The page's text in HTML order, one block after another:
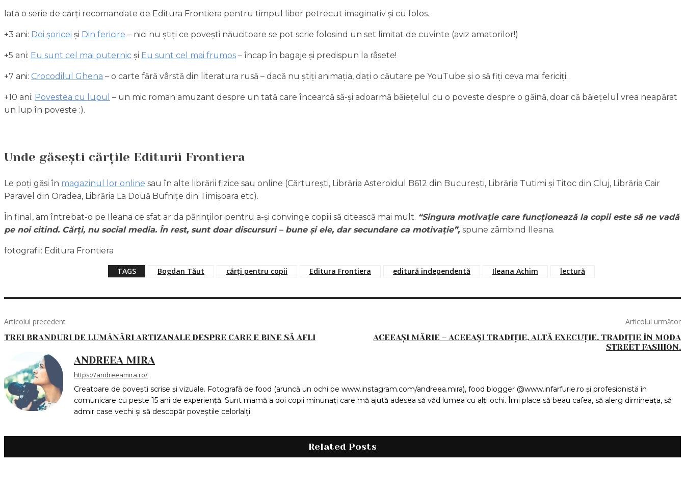
Iată o serie de cărți recomandate de Editura Frontiera pentru timpul liber petrecut imaginativ și cu folos.
+3 ani: Doi șoricei și Din fericire – nici nu știți ce povești năucitoare se pot scrie folosind un set limitat de cuvinte (aviz amatorilor!)
+5 ani: Eu sunt cel mai puternic și Eu sunt cel mai frumos – încap în bagaje și predispun la râsete!
+7 ani: Crocodilul Ghena – o carte fără vârstă din literatura rusă – dacă nu știți animația, dați o căutare pe YouTube și o să fiți ceva mai fericiți.
+10 ani: Povestea cu lupul – un mic roman amuzant despre un tată care încearcă să-și adoarmă băiețelul cu o poveste despre o găină, doar că băiețelul vrea neapărat
un lup în poveste :).
Unde găsești cărțile Editurii Frontiera
Le poți găsi în magazinul lor online sau în alte librării fizice sau online (Cărturești, Librăria Asteroidul B612 din București, Librăria Tutimi și Titoc din Cluj, Librăria Cair
Paravel din Oradea, Librăria La Două Bufnițe din Timișoara etc).
În final, am întrebat-o pe Ileana ce sfat ar da părinților pentru a-și convinge copiii să citească mai mult. “Singura motivație care funcționează la copii este să ne vadă
pe noi citind. Cărți, nu social media. În rest, sunt doar discursuri – bune și ele, dar secundare ca motivație”, spune zâmbind Ileana.
fotografii: Editura Frontiera
TAGS Bogdan Tăut cărți pentru copii Editura Frontiera editură independentă Ileana Achim lectură
Articolul precedent
TREI BRANDURI DE LUMÂNĂRI ARTIZANALE DESPRE CARE E BINE SĂ AFLI
Articolul următor
ACEEAȘI MĂRIE – ACEEAȘI TRADIȚIE, ALTĂ EXECUȚIE. TRADIȚIE ÎN MODA
STREET FASHION.
ANDREEA MIRA
https://andreeamira.ro/
Creatoare de povești scrise și vizuale. Fotografă de food (aruncă un ochi pe www.instagram.com/andreea.mira), food blogger @www.infarfurie.ro și profesionistă în
comunicare cu peste 15 ani de experiență. Sunt mamă a doi copii minunați care mă ajută adesea să văd lumea cu alți ochi. Îmi place să beau cafea, să alerg dimineața, să
admir case vechi și să descopăr poveștile celorlalți.
Related Posts